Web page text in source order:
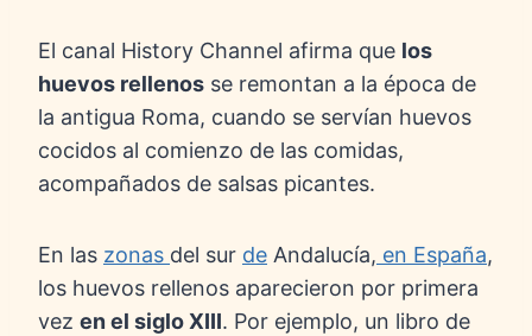
El canal History Channel afirma que los
huevos rellenos se remontan a la época de
la antigua Roma, cuando se servían huevos
cocidos al comienzo de las comidas,
acompañados de salsas picantes.
En las zonas del sur de Andalucía, en España,
los huevos rellenos aparecieron por primera
vez en el siglo XIII. Por ejemplo, un libro de